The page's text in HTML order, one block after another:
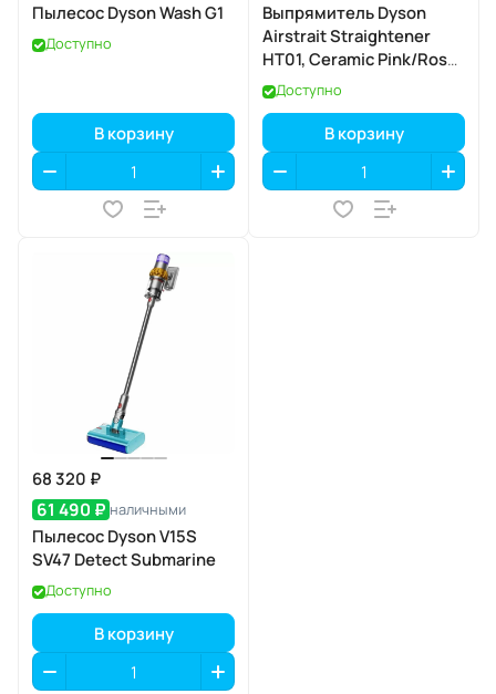
Пылесос Dyson Wash G1
Доступно
В корзину
Выпрямитель Dyson
Airstrait Straightener
HT01, Ceramic Pink/Rose
Gold
Доступно
В корзину
68 320 ₽
61 490 ₽ наличными
Пылесос Dyson V15S
SV47 Detect Submarine
Доступно
В корзину